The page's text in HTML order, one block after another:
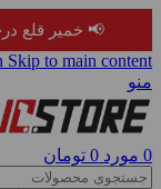
📢 خمیر قلع
Skip to main content
منو
0 مورد 0 تومان